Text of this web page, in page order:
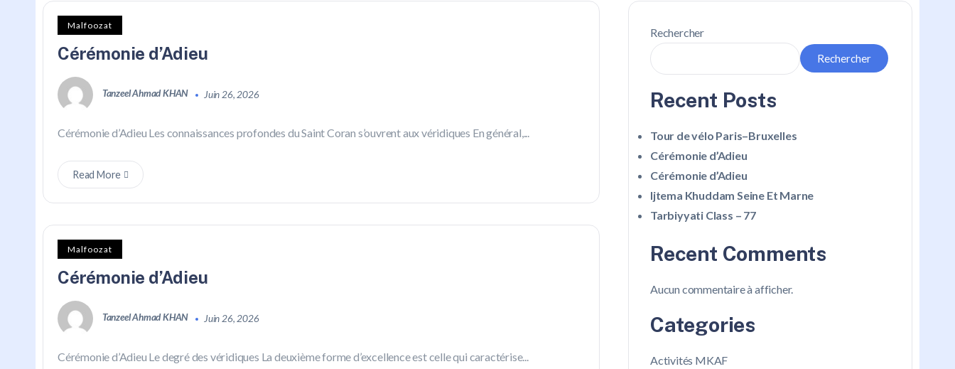
Malfoozat
Cérémonie d’Adieu
Tanzeel Ahmad KHAN Juin 26, 2026
Cérémonie d’Adieu Les connaissances profondes du Saint Coran s’ouvrent aux véridiques En général,...
Read More
Malfoozat
Cérémonie d’Adieu
Tanzeel Ahmad KHAN Juin 26, 2026
Cérémonie d’Adieu Le degré des véridiques La deuxième forme d’excellence est celle qui caractérise...
Rechercher
Rechercher
Recent Posts
Tour de vélo Paris–Bruxelles
Cérémonie d’Adieu
Cérémonie d’Adieu
Ijtema Khuddam Seine Et Marne
Tarbiyyati Class – 77
Recent Comments
Aucun commentaire à afficher.
Categories
Activités MKAF